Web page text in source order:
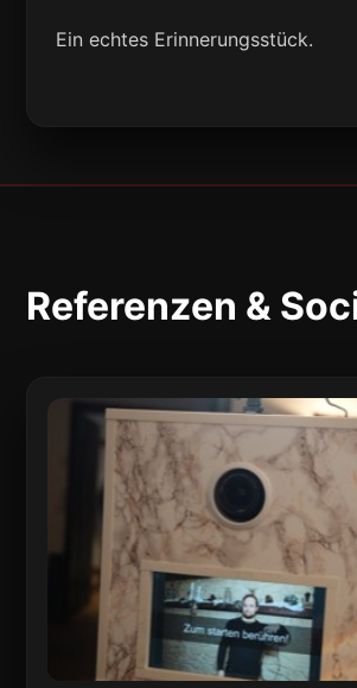
Ein echtes Erinnerungsstück.
Referenzen &